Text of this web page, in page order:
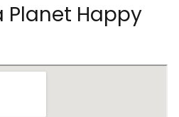
Planet Happy